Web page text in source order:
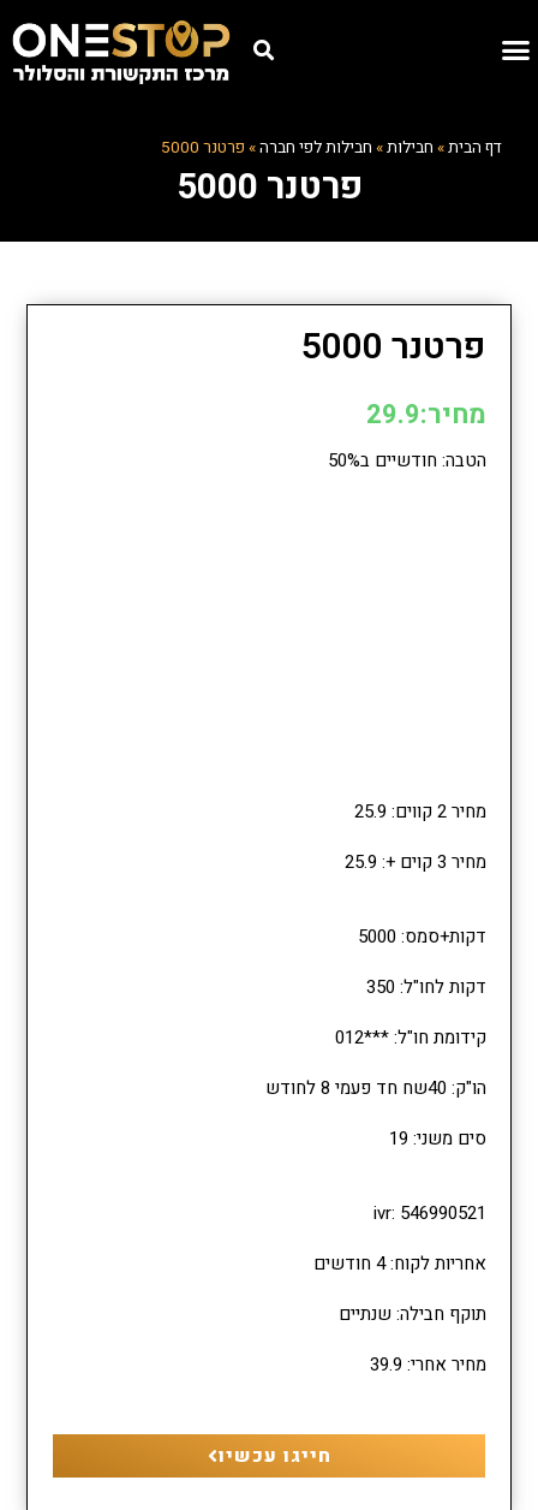
דף הבית» חבילות» חבילות לפי חברה» פרטנר 5000
פרטנר 5000
פרטנר 5000
מחיר:29.9
הטבה: חודשיים ב50%
מחיר 2 קווים: 25.9
מחיר 3 קוים +: 25.9
דקות+סמס: 5000
דקות לחו"ל: 350
קידומת חו"ל: ***012
הו"ק: 40שח חד פעמי 8 לחודש
סים משני: 19
ivr: 546990521
אחריות לקוח: 4 חודשים
תוקף חבילה: שנתיים
מחיר אחרי: 39.9
חייגו עכשיו